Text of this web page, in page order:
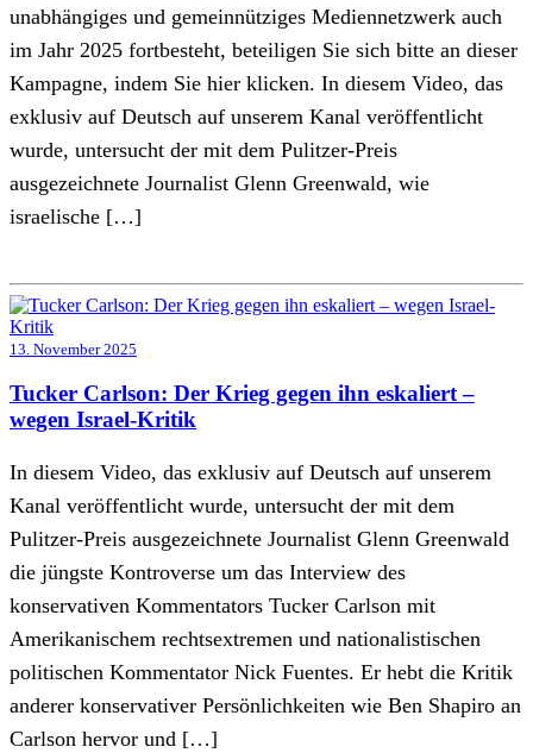
unabhängiges und gemeinnütziges Mediennetzwerk auch
im Jahr 2025 fortbesteht, beteiligen Sie sich bitte an dieser
Kampagne, indem Sie hier klicken. In diesem Video, das
exklusiv auf Deutsch auf unserem Kanal veröffentlicht
wurde, untersucht der mit dem Pulitzer-Preis
ausgezeichnete Journalist Glenn Greenwald, wie
israelische […]
13. November 2025
Tucker Carlson: Der Krieg gegen ihn eskaliert –
wegen Israel-Kritik
In diesem Video, das exklusiv auf Deutsch auf unserem
Kanal veröffentlicht wurde, untersucht der mit dem
Pulitzer-Preis ausgezeichnete Journalist Glenn Greenwald
die jüngste Kontroverse um das Interview des
konservativen Kommentators Tucker Carlson mit
Amerikanischem rechtsextremen und nationalistischen
politischen Kommentator Nick Fuentes. Er hebt die Kritik
anderer konservativer Persönlichkeiten wie Ben Shapiro an
Carlson hervor und […]